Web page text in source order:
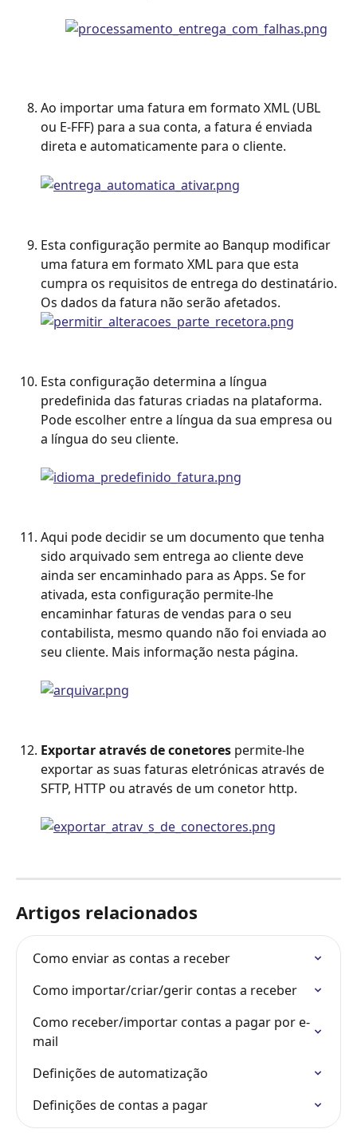
Ao importar uma fatura em formato XML (UBL
ou E-FFF) para a sua conta, a fatura é enviada
direta e automaticamente para o cliente.
Esta configuração permite ao Banqup modificar
uma fatura em formato XML para que esta
cumpra os requisitos de entrega do destinatário.
Os dados da fatura não serão afetados.
Esta configuração determina a língua
predefinida das faturas criadas na plataforma.
Pode escolher entre a língua da sua empresa ou
a língua do seu cliente.
Aqui pode decidir se um documento que tenha
sido arquivado sem entrega ao cliente deve
ainda ser encaminhado para as Apps. Se for
ativada, esta configuração permite-lhe
encaminhar faturas de vendas para o seu
contabilista, mesmo quando não foi enviada ao
seu cliente. Mais informação nesta página.
Exportar através de conetores permite-lhe
exportar as suas faturas eletrónicas através de
SFTP, HTTP ou através de um conetor http.
Artigos relacionados
Como enviar as contas a receber
Como importar/criar/gerir contas a receber
Como receber/importar contas a pagar por e-
mail
Definições de automatização
Definições de contas a pagar